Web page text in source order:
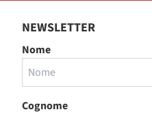
NEWSLETTER
Nome
Cognome